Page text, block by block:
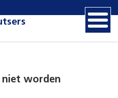
niet worden